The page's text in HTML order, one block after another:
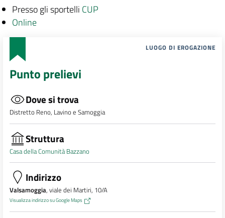
Presso gli sportelli CUP
Online
LUOGO DI EROGAZIONE
Punto prelievi
Dove si trova
Distretto Reno, Lavino e Samoggia
Struttura
Casa della Comunità Bazzano
Indirizzo
Valsamoggia, viale dei Martiri, 10/A
Visualizza indirizzo su Google Maps